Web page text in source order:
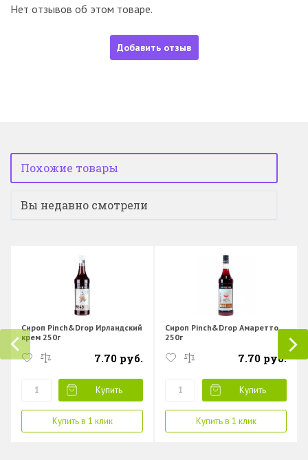
Нет отзывов об этом товаре.
Добавить отзыв
Похожие товары
Вы недавно смотрели
Сироп Pinch&Drop Ирландский
крем 250г
7.70 руб.
Купить
Купить в 1 клик
Сироп Pinch&Drop Амаретто
250г
7.70 руб.
Купить
Купить в 1 клик